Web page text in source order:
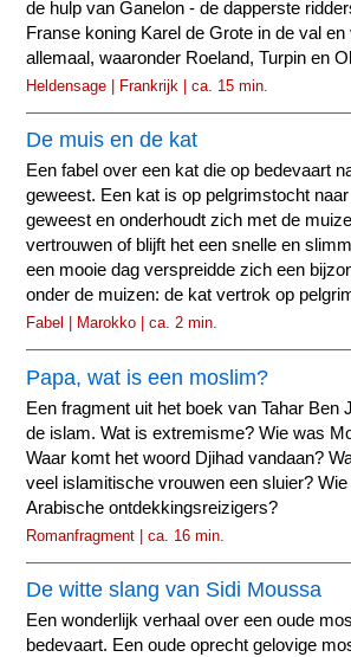
de hulp van Ganelon - de dapperste
Franse koning Karel de Grote in de val
allemaal, waaronder Roeland, Turpin en
Heldensage | Frankrijk | ca. 15 min.
De muis en de kat
Een fabel over een kat die op bedevaart
geweest. Een kat is op pelgrimstocht
geweest en onderhoudt zich met de
vertrouwen of blijft het een snelle en
een mooie dag verspreidde zich een
onder de muizen: de kat vertrok op
Fabel | Marokko | ca. 2 min.
Papa, wat is een moslim?
Een fragment uit het boek van Tahar Ben
de islam. Wat is extremisme? Wie was
Waar komt het woord Djihad vandaan?
veel islamitische vrouwen een sluier?
Arabische ontdekkingsreizigers?
Romanfragment | ca. 16 min.
De witte slang van Sidi Moussa
Een wonderlijk verhaal over een oude
bedevaart. Een oude oprecht gelovige